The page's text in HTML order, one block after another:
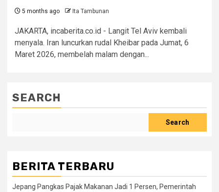
5 months ago Ita Tambunan
JAKARTA, incaberita.co.id - Langit Tel Aviv kembali
menyala. Iran luncurkan rudal Kheibar pada Jumat, 6
Maret 2026, membelah malam dengan...
SEARCH
Search
BERITA TERBARU
Jepang Pangkas Pajak Makanan Jadi 1 Persen, Pemerintah